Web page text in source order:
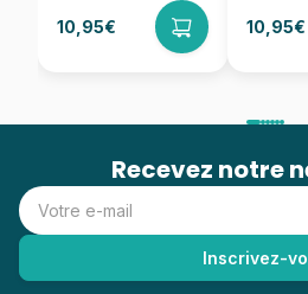
10,95€ 10,95€
Recevez notre